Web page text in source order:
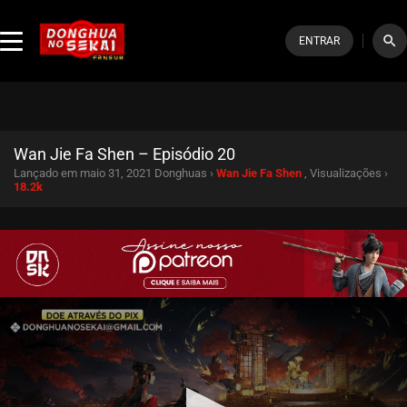
ENTRAR search
Wan Jie Fa Shen – Episódio 20
Lançado em maio 31, 2021 Donghuas › Wan Jie Fa Shen , Visualizações ›
18.2k